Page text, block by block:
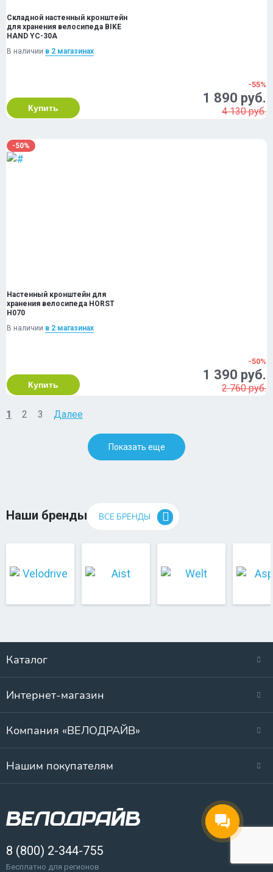
Складной настенный кронштейн
для хранения велосипеда BIKE
HAND YC-30A
В наличии в 2 магазинах
Купить
-55%
1 890 руб.
4 130 руб.
-50%
Настенный кронштейн для
хранения велосипеда HORST
H070
В наличии в 2 магазинах
Купить
-50%
1 390 руб.
2 760 руб.
1 2 3 Далее
Показать еще
Наши бренды ВСЕ БРЕНДЫ
Каталог
Интернет-магазин
Компания «ВЕЛОДРАЙВ»
Нашим покупателям
8 (800) 2-344-755
Бесплатно для регионов